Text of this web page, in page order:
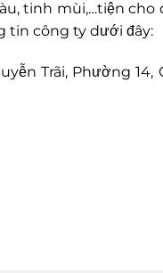
tinh mùi,…tiện cho
tin công ty dưới đây:
Trãi, Phường 14,